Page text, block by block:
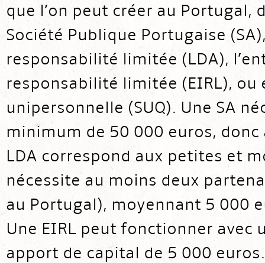
que l’on peut créer au Portugal,
Société Publique Portugaise
responsabilité limitée (LDA),
responsabilité limitée (EIRL), ou
unipersonnelle (SUQ). Une SA
minimum de 50 000 euros,
LDA correspond aux petites et
nécessite au moins deux
au Portugal), moyennant 5 000
Une EIRL peut fonctionner avec
apport de capital de 5 000